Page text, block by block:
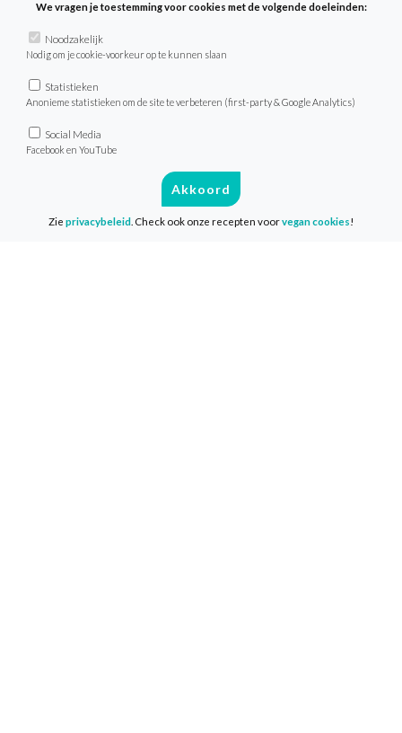
Recepten
Menu van de dag
VeganChallenge
Over de VeganChallenge
We vragen je toestemming voor cookies met de volgende doeleinden:
Noodzakelijk
Nodig om je cookie-voorkeur op te kunnen slaan
Statistieken
Anonieme statistieken om de site te verbeteren (first-party & Google Analytics)
Social Media
Facebook en YouTube
Akkoord
Zie privacybeleid . Check ook onze recepten voorvegan cookies!